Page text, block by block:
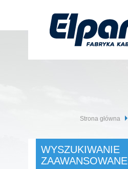
Strona główna
WYSZUKIWANIE
ZAAWANSOWANE